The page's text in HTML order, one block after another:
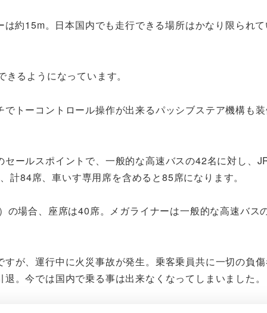
約15m。日本国内でも走行できる場所はかなり限られて
るようになっています。
トーコントロール操作が出来るパッシブステア機構も
ールスポイントで、一般的な高速バスの42名に対し、
84席、車いす専用席を含めると85席になります。
場合、座席は40席。メガライナーは一般的な高速バス
が、運行中に火災事故が発生。乗客乗員共に一切の負
。今では国内で乗る事は出来なくなってしまいました。